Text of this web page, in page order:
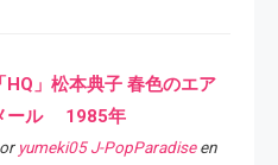
「HQ」松本典子 春色のエア
ール 1985年
yumeki05 J-PopParadiseen